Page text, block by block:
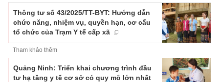
Thông tư số 43/2025/TT-BYT: Hướng dẫn
chức năng, nhiệm vụ, quyền hạn, cơ cấu
tổ chức của Trạm Y tế cấp xã
Tham khảo thêm
Quảng Ninh: Triển khai chương trình đầu
tư hạ tầng y tế cơ sở có quy mô lớn nhất